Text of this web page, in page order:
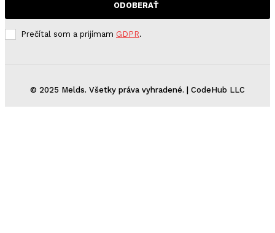
ODOBERAŤ
Prečítal som a prijímam GDPR.
© 2025 Melds. Všetky práva vyhradené. | CodeHub LLC